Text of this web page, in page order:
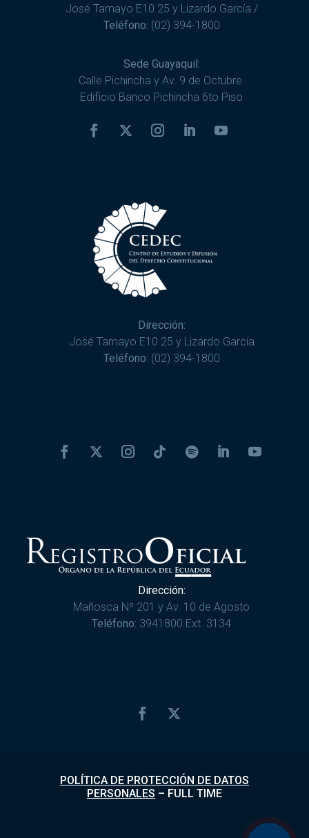
José Tamayo E10 25 y Lizardo García /
Teléfono: (02) 394-1800
Sede Guayaquil:
Calle Pichincha y Av. 9 de Octubre.
Edificio Banco Pichincha 6to Piso
Dirección:
José Tamayo E10 25 y Lizardo García
Teléfono: (02) 394-1800
Dirección:
Mañosca Nº 201 y Av. 10 de Agosto
Teléfono: 3941800 Ext. 3134
POLÍTICA DE PROTECCIÓN DE DATOS
PERSONALES – FULL TIME